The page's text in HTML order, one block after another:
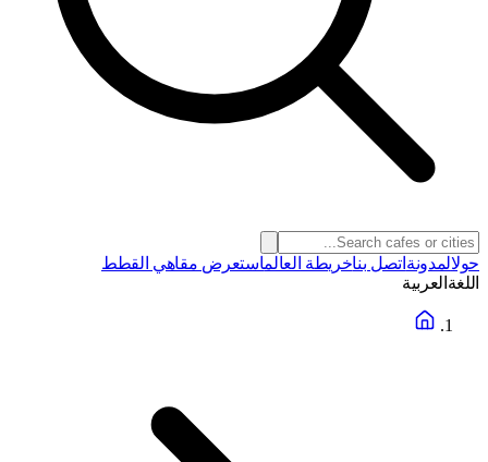
حولالمدونة اتصل بناخريطة العالماستعرض مقاهي القطط
اللغة العربية